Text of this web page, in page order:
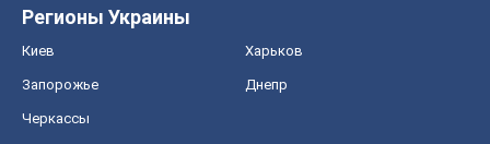
Регионы Украины
Киев Харьков
Запорожье Днепр
Черкассы